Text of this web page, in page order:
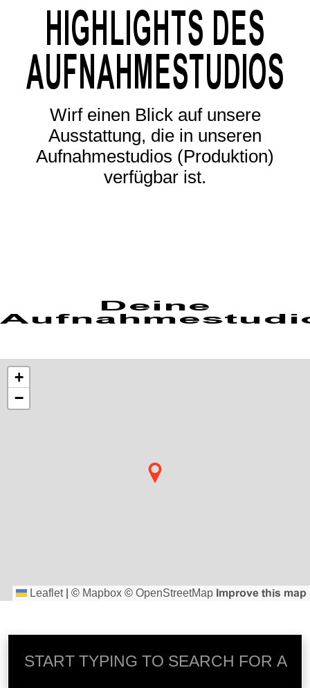
HIGHLIGHTS DES
AUFNAHMESTUDIOS
Wirf einen Blick auf unsere
Ausstattung, die in unseren
Aufnahmestudios (Produktion)
verfügbar ist.
Deine
+
−
Leaflet © Mapbox © OpenStreetMap Improve this map